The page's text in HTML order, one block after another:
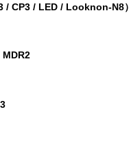
/ CP3 / LED / Looknon-N8）
MDR2